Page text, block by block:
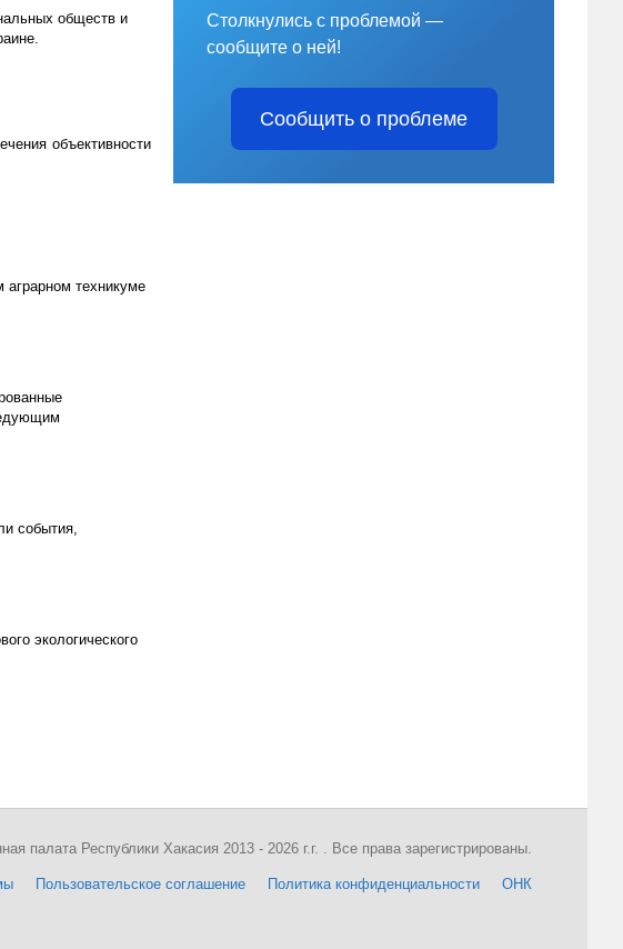
обществ и
объективности
техникуме
события,
экологического
Столкнулись с проблемой —
сообщите о ней!
Сообщить о проблеме
Пользовательское соглашение Политика конфиденциальности ОНК
палата Республики Хакасия 2013 - 2026 г.г. . Все права зарегистрированы.